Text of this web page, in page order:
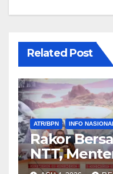
Related Post
ATR/BPN INFO
Rakor
NTT,
Dukungan